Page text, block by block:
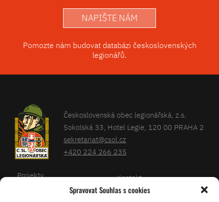
Spravovat Souhlas s cookies
NAPIŠTE NÁM
Pomozte nám budovat databázi československých
legionářů.
Československá obec legionářská, z.s.
Sokolská 33, Hotel Legie, 120 00 PRAHA 2
sekretariat@csol.cz
+420 224 266 235
Projekty
Kontakt
Databáze legionářů